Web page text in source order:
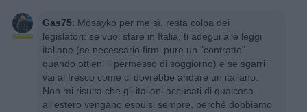
Gas75: Mosayko per me sì, resta colpa dei
legislatori: se vuoi stare in Italia, ti adegui alle leggi
italiane (se necessario firmi pure un "contratto"
quando ottieni il permesso di soggiorno) e se sgarri
vai al fresco come ci dovrebbe andare un italiano.
Non mi risulta che gli italiani accusati di qualcosa
all'estero vengano espulsi sempre, perché dobbiamo